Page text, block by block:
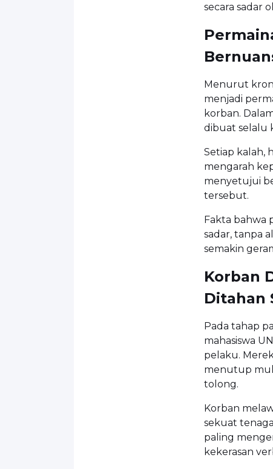
secara sadar
Menurut
menjadi
korban.
dibuat selalu
Setiap kalah,
mengarah
menyetujui
tersebut.
Fakta bahwa
sadar, tanpa
semakin
Korban
Ditahan
Pada tahap
mahasiswa
pelaku.
menutup
tolong.
Korban
sekuat
paling
kekerasan